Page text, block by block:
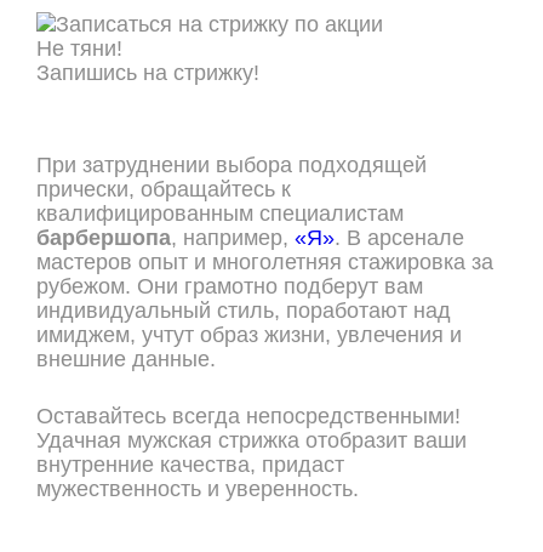
Не тяни!
Запишись на стрижку!
При затруднении выбора подходящей
прически, обращайтесь к
квалифицированным специалистам
барбершопа, например, «Я». В арсенале
мастеров опыт и многолетняя стажировка за
рубежом. Они грамотно подберут вам
индивидуальный стиль, поработают над
имиджем, учтут образ жизни, увлечения и
внешние данные.
Оставайтесь всегда непосредственными!
Удачная мужская стрижка отобразит ваши
внутренние качества, придаст
мужественность и уверенность.